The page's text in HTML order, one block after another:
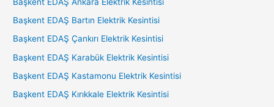
Başkent EDAŞ Bartın Elektrik Kesintisi
Başkent EDAŞ Çankırı Elektrik Kesintisi
Başkent EDAŞ Karabük Elektrik Kesintisi
Başkent EDAŞ Kastamonu Elektrik Kesintisi
Başkent EDAŞ Kırıkkale Elektrik Kesintisi